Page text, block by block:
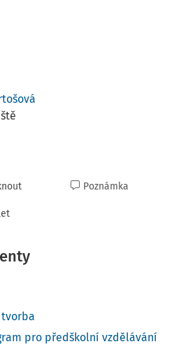
Poznámka
tvorba
pro předškolní vzdělávání